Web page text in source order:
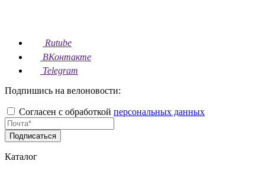
Rutube
ВКонтакте
Telegram
Подпишись на велоновости:
Согласен с обработкой персональных данных
Подписаться
Каталог